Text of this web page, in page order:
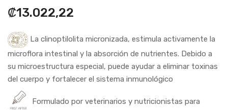
₡13.022,22
La clinoptilolita micronizada, estimula activamente la
microflora intestinal y la absorción de nutrientes. Debido a
su microestructura especial, puede ayudar a eliminar toxinas
del cuerpo y fortalecer el sistema inmunológico
Formulado por veterinarios y nutricionistas para